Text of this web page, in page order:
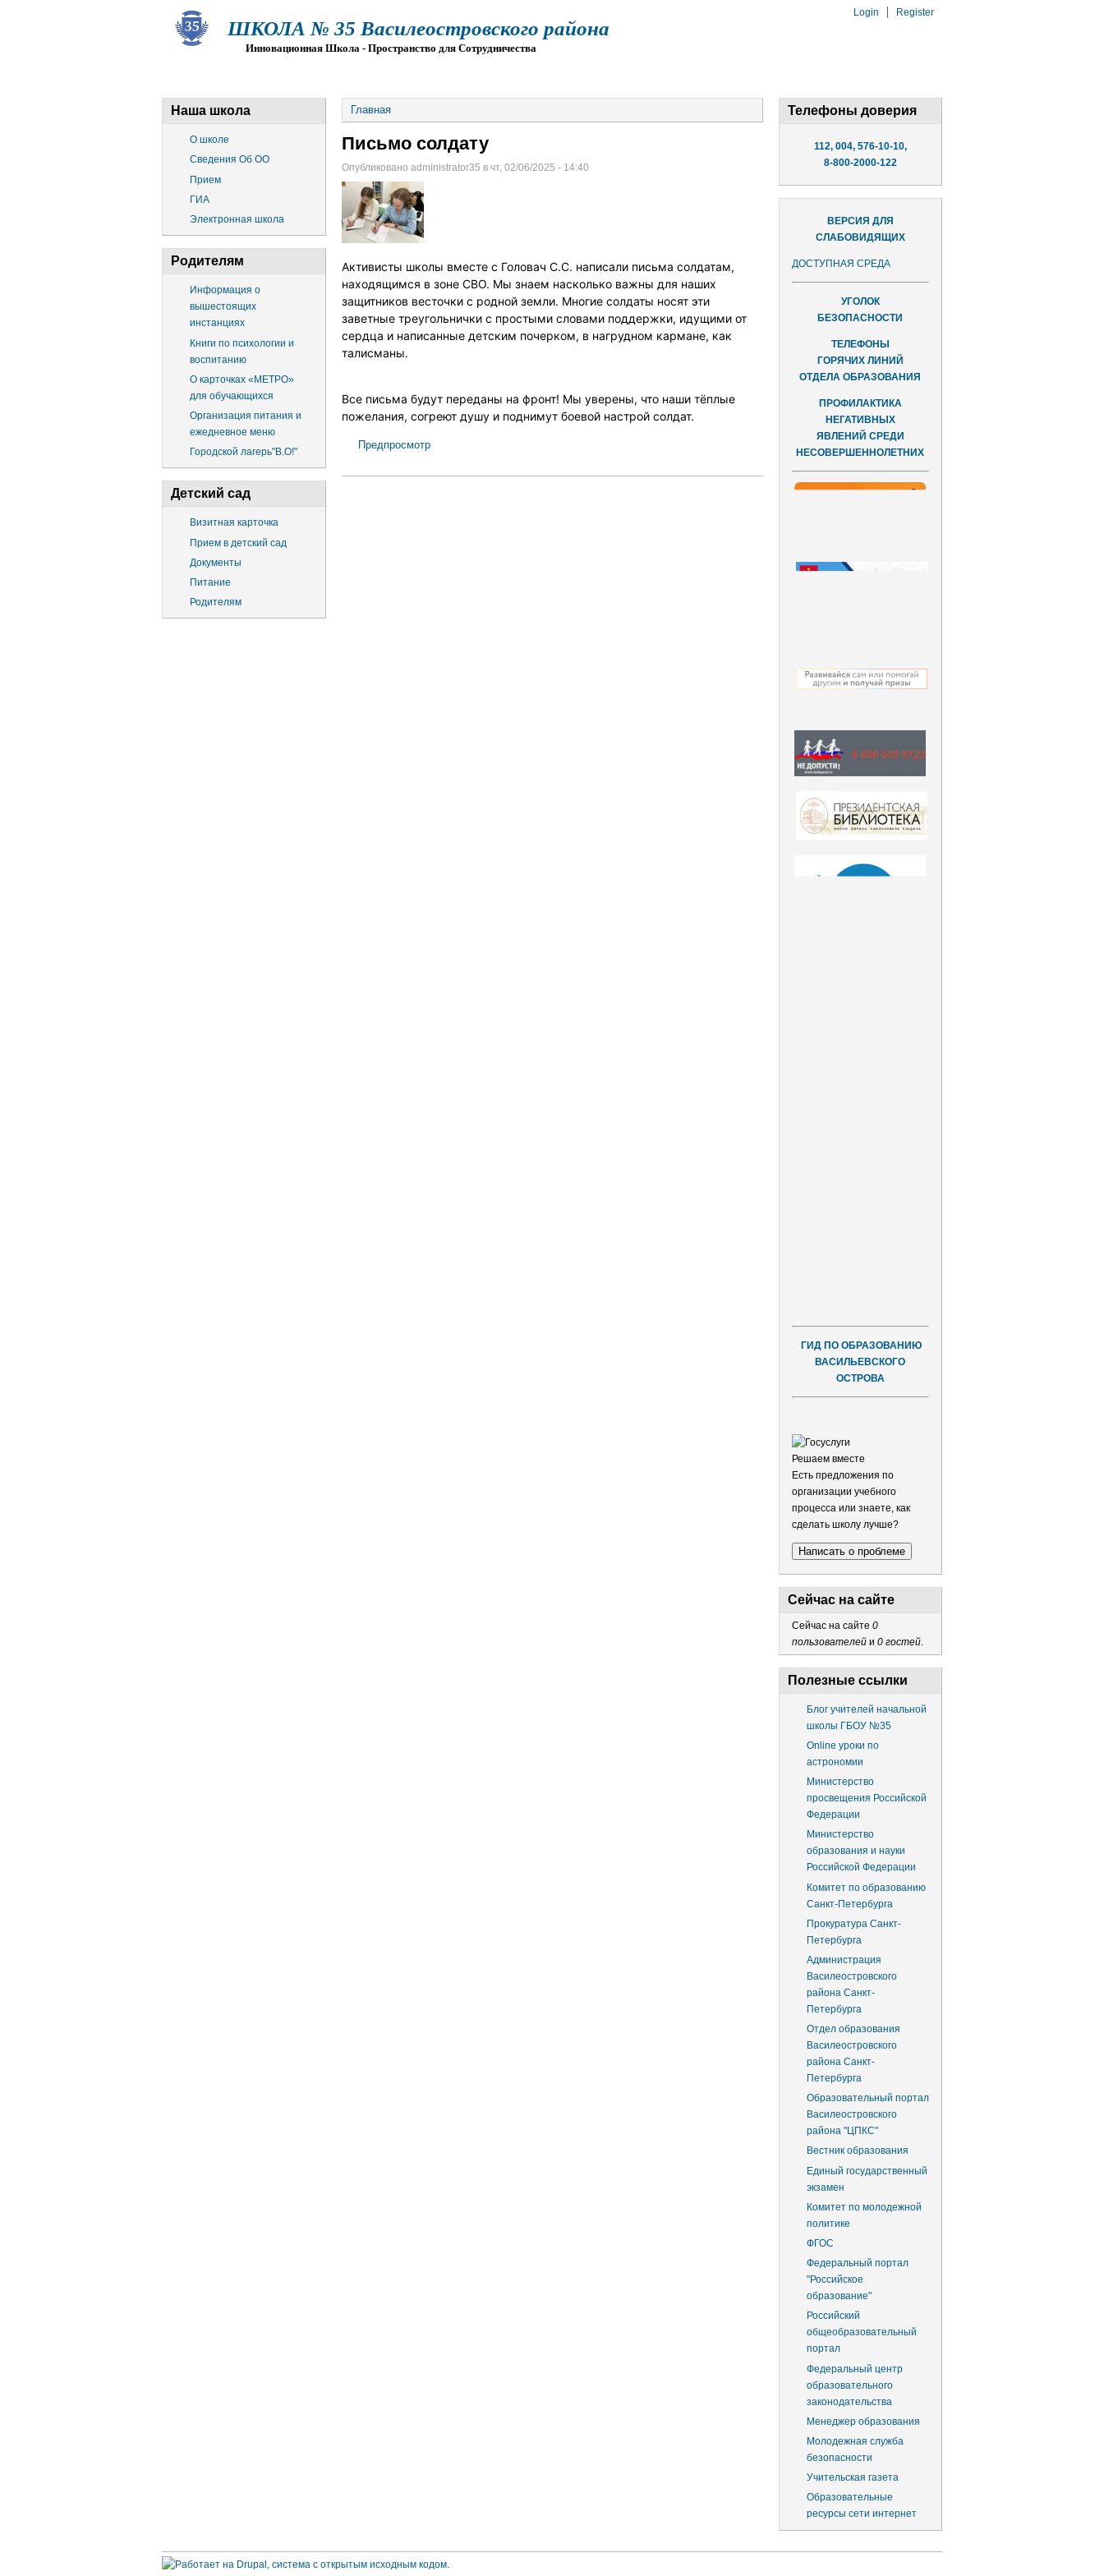
ШКОЛА № 35 Василеостровского района
Инновационная Школа - Пространство для Сотрудничества
Login Register
Наша школа
О школе
Сведения Об ОО
Прием
ГИА
Электронная школа
Родителям
Информация о
вышестоящих
инстанциях
Книги по психологии и
воспитанию
О карточках «МЕТРО»
для обучающихся
Организация питания и
ежедневное меню
Городской лагерь"В.О!"
Детский сад
Визитная карточка
Прием в детский сад
Документы
Питание
Родителям
Главная
Письмо солдату
Опубликовано administrator35 в чт, 02/06/2025 - 14:40
Активисты школы вместе с Головач С.С. написали письма солдатам,
находящимся в зоне СВО. Мы знаем насколько важны для наших
защитников весточки с родной земли. Многие солдаты носят эти
заветные треугольнички с простыми словами поддержки, идущими от
сердца и написанные детским почерком, в нагрудном кармане, как
талисманы.
Все письма будут переданы на фронт! Мы уверены, что наши тёплые
пожелания, согреют душу и поднимут боевой настрой солдат.
Предпросмотр
Телефоны доверия
112, 004, 576-10-10,
8-800-2000-122
ВЕРСИЯ ДЛЯ
СЛАБОВИДЯЩИХ
ДОСТУПНАЯ СРЕДА
УГОЛОК
БЕЗОПАСНОСТИ
ТЕЛЕФОНЫ
ГОРЯЧИХ ЛИНИЙ
ОТДЕЛА ОБРАЗОВАНИЯ
ПРОФИЛАКТИКА
НЕГАТИВНЫХ
ЯВЛЕНИЙ СРЕДИ
НЕСОВЕРШЕННОЛЕТНИХ
ГИД ПО ОБРАЗОВАНИЮ
ВАСИЛЬЕВСКОГО
ОСТРОВА
Решаем вместе
Есть предложения по
организации учебного
процесса или знаете, как
сделать школу лучше?
Написать о проблеме
Сейчас на сайте
Сейчас на сайте 0
пользователейи 0 гостей.
Полезные ссылки
Блог учителей начальной
школы ГБОУ №35
Online уроки по
астрономии
Министерство
просвещения Российской
Федерации
Министерство
образования и науки
Российской Федерации
Комитет по образованию
Санкт-Петербурга
Прокуратура Санкт-
Петербурга
Администрация
Василеостровского
района Санкт-
Петербурга
Отдел образования
Василеостровского
района Санкт-
Петербурга
Образовательный портал
Василеостровского
района "ЦПКС"
Вестник образования
Единый государственный
экзамен
Комитет по молодежной
политике
ФГОС
Федеральный портал
"Российское
образование"
Российский
общеобразовательный
портал
Федеральный центр
образовательного
законодательства
Менеджер образования
Молодежная служба
безопасности
Учительская газета
Образовательные
ресурсы сети интернет